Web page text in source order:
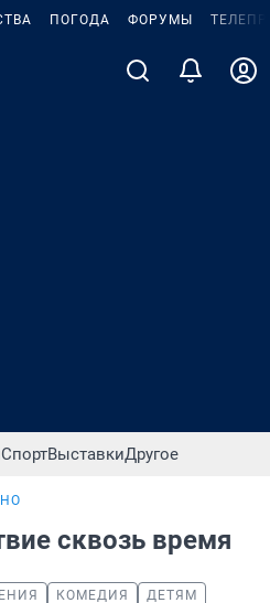
ПОГОДА ФОРУМЫ
СпортВыставкиДругое
сквозь время
КОМЕДИЯ
ДЕТЯМ